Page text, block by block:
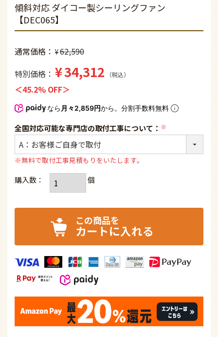
傾斜対応 ダイコー製シーリングファン
【DEC065】
通常価格 ¥62,590
特別価格
¥34,312 税込
45.2% OFF
なら 月々2,859円から。分割手数料無料
全国対応可能な専門店の取付工事について：
(必
※無料で取付工事見積もりをいたします。
カートに入れる